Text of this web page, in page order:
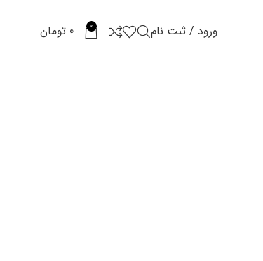
ورود / ثبت نام 0
0 تومان